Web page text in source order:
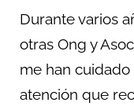
Durante varios
otras Ong y
me han
atención que